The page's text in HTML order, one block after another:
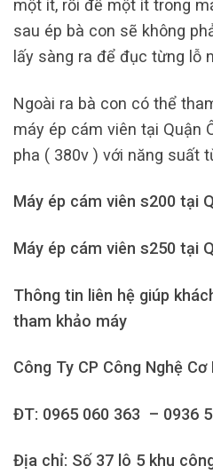
một ít, rồi để một ít trong
sau ép bà con sẽ không
lấy sàng ra để đục từng lỗ
Ngoài ra bà con có thể
máy ép cám viên tại Quận
pha ( 380v ) với năng suất
Máy ép cám viên s200 tại
Máy ép cám viên s250 tại
Thông tin liên hệ giúp
tham khảo máy
Công Ty CP Công Nghệ
ĐT: 0965 060 363 – 0936
Địa chỉ: Số 37 lô 5 khu